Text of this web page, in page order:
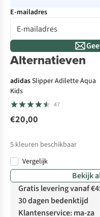
E-mailadres
Alternatieven
adidasSlipper Adilette Aqua
Kids
47
€20,00
5 kleuren beschikbaar
Vergelijk
Bekijk
Gratis levering vanaf
30 dagen bedenktijd
Klantenservice: ma-za